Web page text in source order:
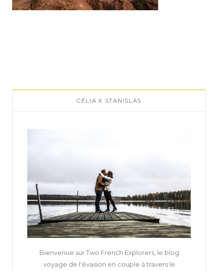
CÉLIA X STANISLAS
Bienvenue sur Two French Explorers, le blog
voyage de l'évasion en couple à travers le